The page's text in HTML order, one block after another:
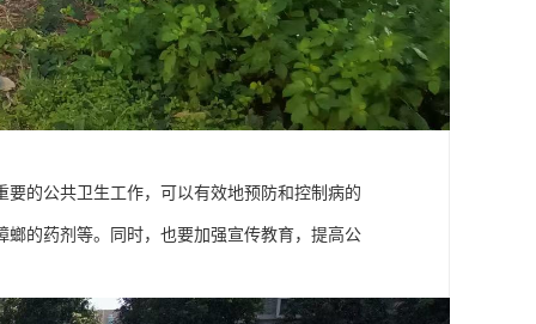
的公共卫生工作，可以有效地预防和控制病的
的药剂等。同时，也要加强宣传教育，提高公